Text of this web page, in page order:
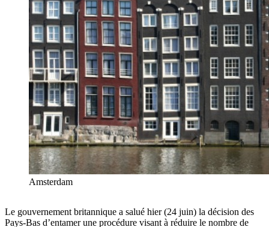
Amsterdam
Le gouvernement britannique a salué hier (24 juin) la décision des
Pays-Bas d’entamer une procédure visant à réduire le nombre de